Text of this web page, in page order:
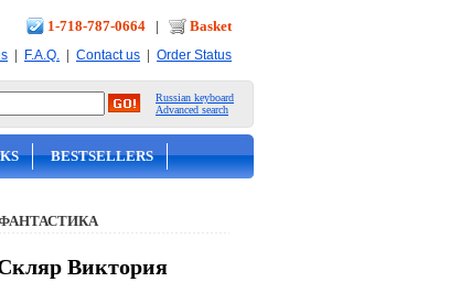
1-718-787-0664 | Basket
| F.A.Q. | Contact us | Order Status
Russian keyboard
Advanced search
BESTSELLERS
Виктория